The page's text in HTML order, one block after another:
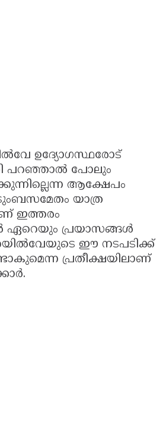
ഉദ്യോഗസ്ഥരോട്
പറഞ്ഞാൽ പോലും
ആക്ഷേപം
യാത്ര
ഇത്തരം
ഏറെയും പ്രയാസങ്ങൾ
ഈ നടപടിക്ക്
പ്രതീക്ഷയിലാണ്